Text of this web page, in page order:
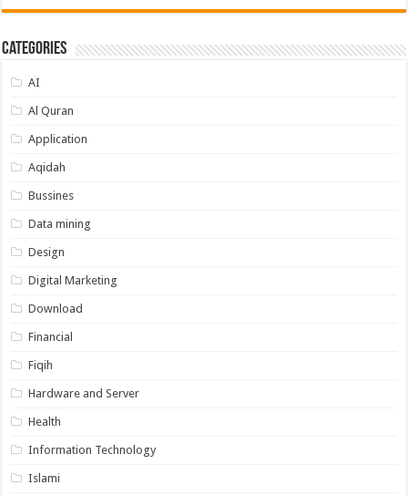
Categories
AI
Al Quran
Application
Aqidah
Bussines
Data mining
Design
Digital Marketing
Download
Financial
Fiqih
Hardware and Server
Health
Information Technology
Islami